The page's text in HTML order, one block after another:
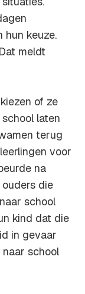
hun keuze.
meldt
of ze
laten
terug
voor
na
die
school
kind dat die
in gevaar
school